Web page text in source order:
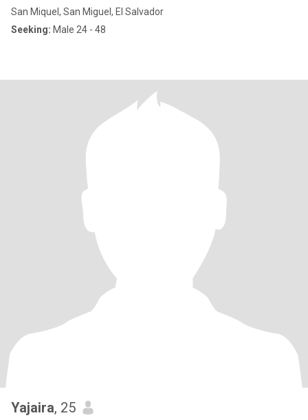
San Miquel, San Miguel, El Salvador
Seeking: Male 24 - 48
Yajaira, 25